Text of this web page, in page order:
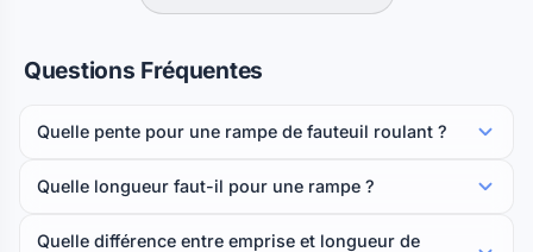
Questions Fréquentes
Quelle pente pour une rampe de fauteuil roulant ?
Quelle longueur faut-il pour une rampe ?
Quelle différence entre emprise et longueur de